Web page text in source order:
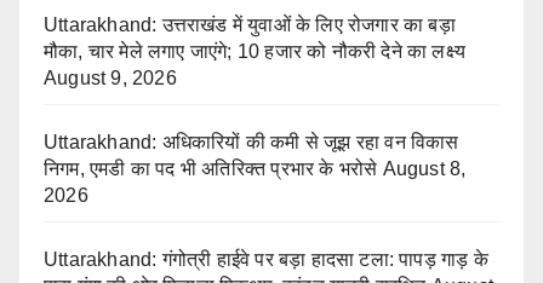
Uttarakhand: उत्तराखंड में युवाओं के लिए रोजगार का बड़ा
मौका, चार मेले लगाए जाएंगे; 10 हजार को नौकरी देने का लक्ष्य
August 9, 2026
Uttarakhand: अधिकारियों की कमी से जूझ रहा वन विकास
निगम, एमडी का पद भी अतिरिक्त प्रभार के भरोसे August 8,
2026
Uttarakhand: गंगोत्री हाईवे पर बड़ा हादसा टला: पापड़ गाड़ के